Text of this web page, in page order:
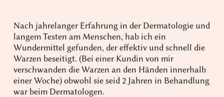
Nach jahrelanger Erfahrung in der Dermatologie und
langem Testen am Menschen, hab ich ein
Wundermittel gefunden, der effektiv und schnell die
Warzen beseitigt. (Bei einer Kundin von mir
verschwanden die Warzen an den Händen innerhalb
einer Woche) obwohl sie seid 2 Jahren in Behandlung
war beim Dermatologen.